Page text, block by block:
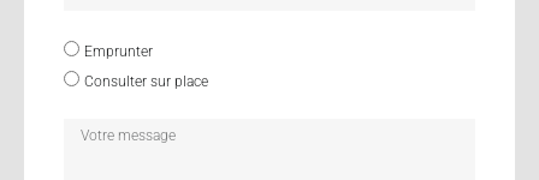
Emprunter
Consulter sur place